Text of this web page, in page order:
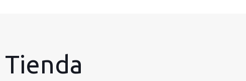
Tienda